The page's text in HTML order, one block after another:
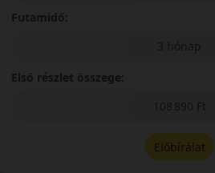
Futamidő:
3 hónap
Első részlet összege:
108 890 Ft
Előbírálat